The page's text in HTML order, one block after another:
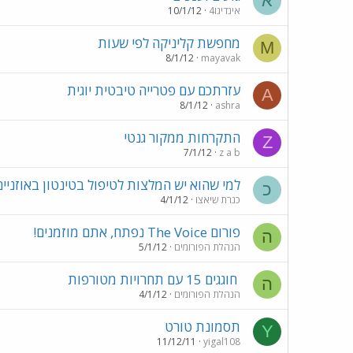
אינדיגו4 10/1/12
M מחפשת קליניקה לפי שעות
mayavak
8/1/12
A עזרתכם עם פטרייה טיבטית יוגית
ashra
8/1/12
Z התקרחות ממקור גנטי
z a b
7/1/12
כ למי שהוא יש המלצות לטיפול בטינטון
כנרת שיאצו 4/1/12
ה פורום The Voice נפתח, אתם מוזמנים!
הנהלת הפורומים 5/1/12
ה חוגגים 15 עם תחרויות מטורפות
הנהלת הפורומים 4/1/12
Y תסמונת טורט
yigal108
11/12/11